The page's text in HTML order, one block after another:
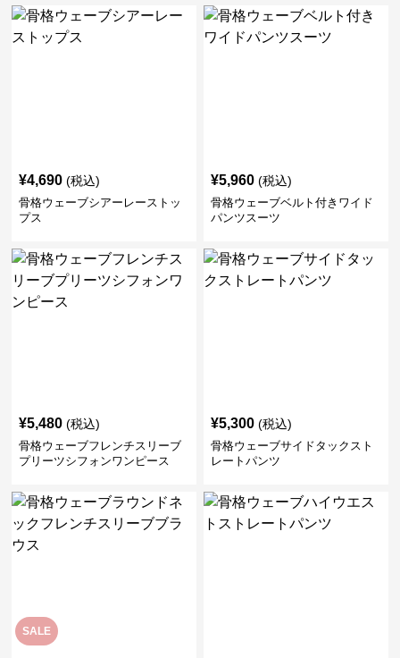
¥4,690 (税込)
骨格ウェーブシアーレーストッ
プス
¥5,960 (税込)
骨格ウェーブベルト付きワイド
パンツスーツ
¥5,480 (税込)
骨格ウェーブフレンチスリーブ
プリーツシフォンワンピース
¥5,300 (税込)
骨格ウェーブサイドタックスト
レートパンツ
SALE